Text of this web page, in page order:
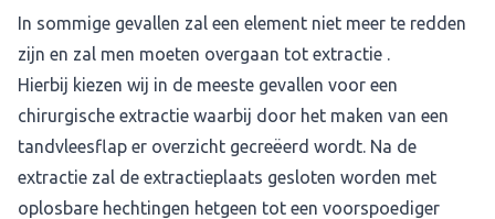
In sommige gevallen zal een element niet meer te redden
zijn en zal men moeten overgaan tot extractie .
Hierbij kiezen wij in de meeste gevallen voor een
chirurgische extractie waarbij door het maken van een
tandvleesflap er overzicht gecreëerd wordt. Na de
extractie zal de extractieplaats gesloten worden met
oplosbare hechtingen hetgeen tot een voorspoediger